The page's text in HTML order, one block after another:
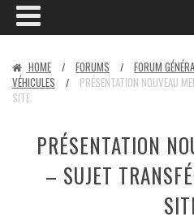
HOME / FORUMS / FORUM
VÉHICULES
/
PRÉSENTATION NOUVEAU
SITE
PRÉSENTATION
– SUJET